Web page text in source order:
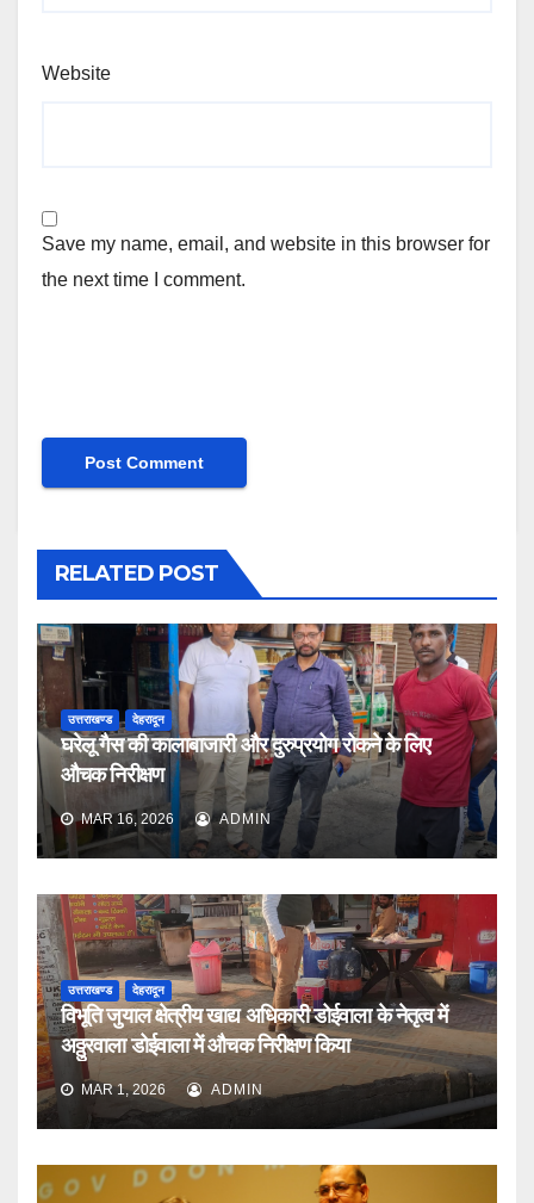
Website
Save my name, email, and website in this browser for
the next time I comment.
RELATED POST
उत्तराखण्ड देहरादून
घरेलू गैस की कालाबाजारी और दुरुप्रयोग रोकने के लिए
औचक निरीक्षण
MAR 16, 2026 ADMIN
उत्तराखण्ड देहरादून
विभूति जुयाल क्षेत्रीय खाद्य अधिकारी डोईवाला के नेतृत्व में
अठ्ठुरवाला डोईवाला में औचक निरीक्षण किया
MAR 1, 2026 ADMIN